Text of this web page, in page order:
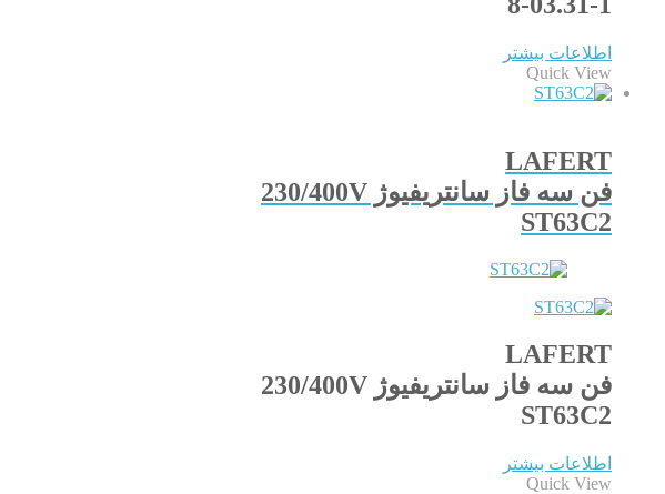
اطلاعات بیشتر
Quick View
LAFERT
فن سه فاز سانتریفیوژ 230/400V
ST63C2
LAFERT
فن سه فاز سانتریفیوژ 230/400V
ST63C2
اطلاعات بیشتر
Quick View